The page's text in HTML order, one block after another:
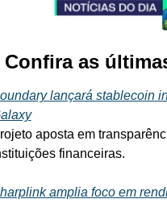
as
lançará stablecoin
aposta em
financeiras.
amplia foco em